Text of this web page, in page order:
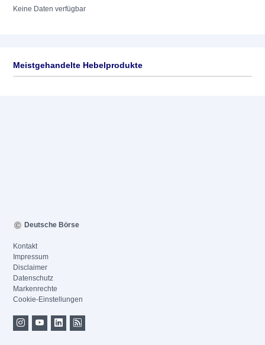
Keine Daten verfügbar
Meistgehandelte Hebelprodukte
Deutsche Börse
Kontakt
Impressum
Disclaimer
Datenschutz
Markenrechte
Cookie-Einstellungen